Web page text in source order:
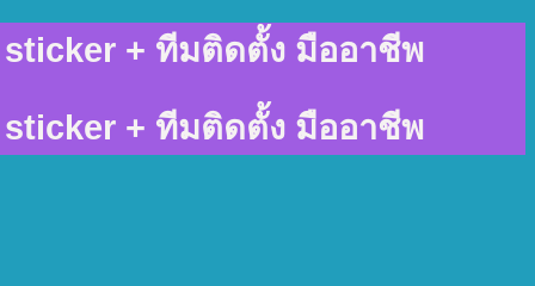
+ ทีมติดตั้ง มืออาชีพ
+ ทีมติดตั้ง มืออาชีพ